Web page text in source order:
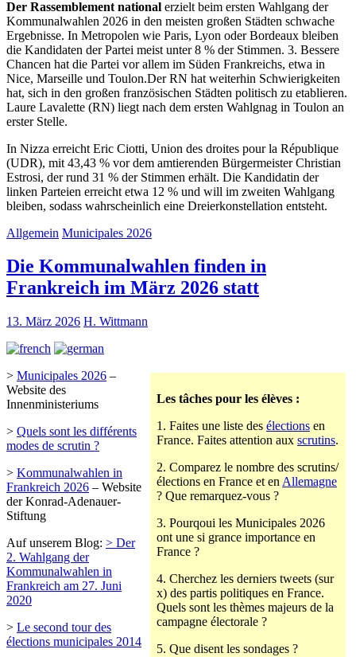
Der Rassemblement national erzielt beim ersten Wahlgang der
Kommunalwahlen 2026 in den meisten großen Städten schwache
Ergebnisse. In Metropolen wie Paris, Lyon oder Bordeaux bleiben
die Kandidaten der Partei meist unter 8 % der Stimmen. 3. Bessere
Chancen hat die Partei vor allem im Süden Frankreichs, etwa in
Nice, Marseille und Toulon.Der RN hat weiterhin Schwierigkeiten
hat, sich in den großen französischen Städten politisch zu etablieren.
Laure Lavalette (RN) liegt nach dem ersten Wahlgnag in Toulon an
erster Stelle.
In Nizza erreicht Eric Ciotti, Union des droites pour la République
(UDR), mit 43,43 % vor dem amtierenden Bürgermeister Christian
Estrosi, der rund 31 % der Stimmen erhält. Die Kandidatin der
linken Parteien erreicht etwa 12 % und will im zweiten Wahlgang
bleiben, sodass wahrscheinlich eine Dreierkonstellation entsteht.
Allgemein Municipales 2026
Die Kommunalwahlen finden in
Frankreich im März 2026 statt
13. März 2026 H. Wittmann
Les tâches pour les élèves :
1. Faites une liste des élections en
France. Faites attention aux scrutins.
2. Comparez le nombre des scrutins/
élections en France et en Allemagne
? Que remarquez-vous ?
3. Pourqoui les Municipales 2026
ont une si grance importance en
France ?
4. Cherchez les derniers tweets (sur
x) des partis politiques en France.
Quels sont les thèmes majeurs de la
campagne électorale ?
5. Que disent les sondages ?
> Municipales 2026 –
Website des
Innenministeriums
> Quels sont les différents
modes de scrutin ?
> Kommunalwahlen in
Frankreich 2026 – Website
der Konrad-Adenauer-
Stiftung
Auf unserem Blog: > Der
2. Wahlgang der
Kommunalwahlen in
Frankreich am 27. Juni
2020
> Le second tour des
élections municipales 2014